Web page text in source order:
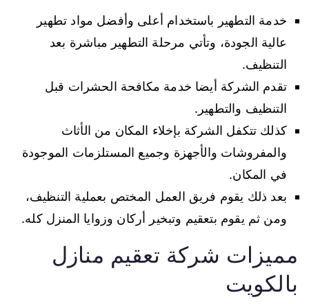
خدمة التطهير باستخدام أعلى وأفضل مواد تطهير
عالية الجودة، وتأتي مرحلة التطهير مباشرة بعد
التنظيف.
تقدم الشركة أيضا خدمة مكافحة الحشرات قبل
التنظيف والتطهير.
كذلك تتكفل الشركة بإخلاء المكان من الأثاث
والمفروشات والأجهزة وجميع المستلزمات الموجودة
في المكان.
بعد ذلك يقوم فريق العمل المختص بعملية التنظيف،
ومن ثم يقوم بتعقيم وتبخير أركان وزوايا المنزل كله.
مميزات شركة تعقيم منازل
بالكويت